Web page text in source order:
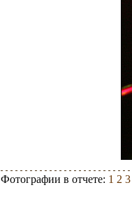
Фотографии в отчете: 1 2 3